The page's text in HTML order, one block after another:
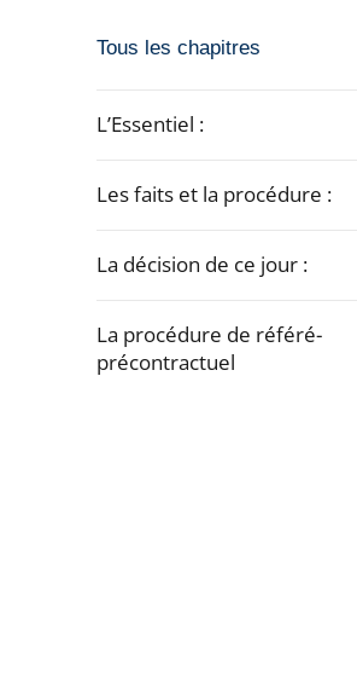
Passer
navigation
l'article
Tous les chapitres
L’Essentiel :
Les faits et la procédure :
La décision de ce jour :
La procédure de référé-
précontractuel